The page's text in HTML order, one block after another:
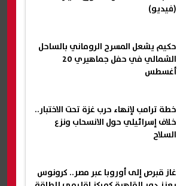
(فيديو)
حكيم يشعل المسرح الروماني بالساحل
الشمالي في حفل جماهيري 20
أغسطس
خطة ترامب لإنهاء حرب غزة تحت الاختبار..
خلاف إسرائيلي حول الانسحاب ونزع
السلاح
غاز قبرص إلى أوروبا عبر مصر.. كرونوس